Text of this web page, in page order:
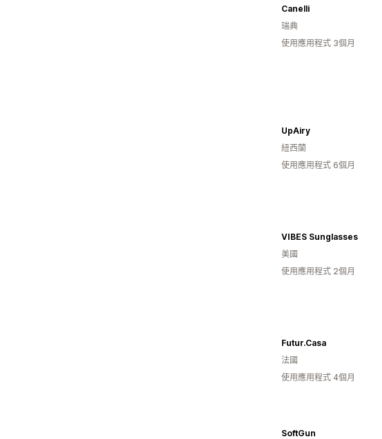
Canelli
瑞典
使用應用程式 3個月
UpAiry
紐西蘭
使用應用程式 6個月
VIBES Sunglasses
美國
使用應用程式 2個月
Futur.Casa
法國
使用應用程式 4個月
SoftGun